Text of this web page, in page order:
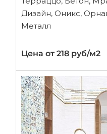
Дизайн, Оникс,
Металл
Цена от 218 руб/м2